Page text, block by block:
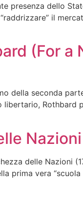
presenza dello
il
(For a
della seconda
libertario,
delle Nazioni
vera “scuola